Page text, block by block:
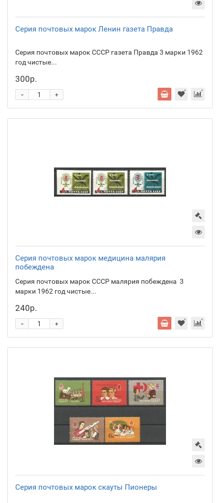
Серия почтовых марок Ленин газета Правда
Серия почтовых марок СССР газета Правда 3 марки 1962
год чистые...
300р.
+
-
Серия почтовых марок медицина малярия
побеждена
Серия почтовых марок СССР малярия побеждена 3
марки 1962 год чистые...
240р.
+
-
Серия почтовых марок скауты Пионеры